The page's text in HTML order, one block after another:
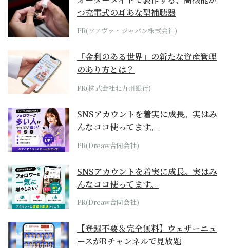
つ充電式の耳あな型補聴器
PR(ソノヴァ・ジャパン株式会社)
「金利のある世界」の新たな資産管理
のあり方とは？
PR(株式会社北九州銀行)
SNSアカウントを着実に成長。実はみ
んなココ使ってます。
PR(Dreaw合同会社)
SNSアカウントを着実に成長。実はみ
んなココ使ってます。
PR(Dreaw合同会社)
【登録不要＆完全無料】ウェザーニュ
ースがRチャンネルで見放題